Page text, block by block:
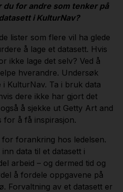
du for andre som tenker på
i KulturNav?
lister som flere vil ha glede
å lage et datasett. Hvis
ikke lage det selv? Ved å
hverandre. Undersøk
KulturNav. Ta i bruk data
dere ikke har gjort det
å sjekke ut Getty Art and
for å få inspirasjon.
forankring hos ledelsen.
data til et datasett i
arbeid – og dermed tid og
å fordele oppgavene på
Forvaltning av et datasett er